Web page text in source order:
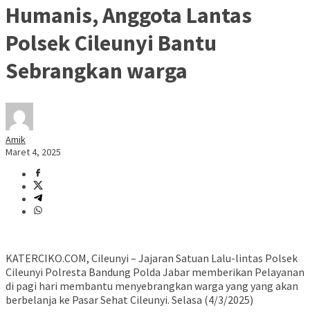
Humanis, Anggota Lantas
Polsek Cileunyi Bantu
Sebrangkan warga
Amik
Maret 4, 2025
KATERCIKO.COM, Cileunyi – Jajaran Satuan Lalu-lintas Polsek
Cileunyi Polresta Bandung Polda Jabar memberikan Pelayanan
di pagi hari membantu menyebrangkan warga yang yang akan
berbelanja ke Pasar Sehat Cileunyi. Selasa (4/3/2025)